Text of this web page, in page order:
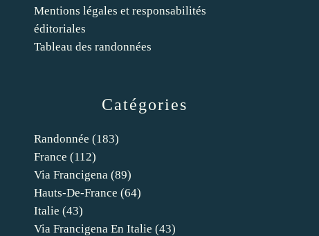
Catégories
Randonnée (183)
France (112)
Via Francigena (89)
Hauts-De-France (64)
Italie (43)
Via Francigena En Italie (43)
Mentions légales et responsabilités
éditoriales
Tableau des randonnées